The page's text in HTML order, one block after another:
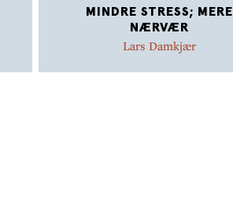
MINDRE STRESS; MERE
NÆRVÆR
Lars Damkjær